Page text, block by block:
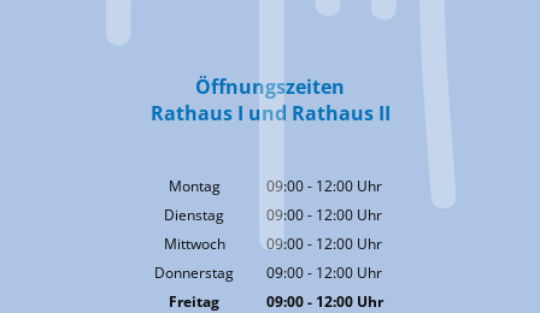
Öffnungszeiten
Rathaus I und Rathaus II
Montag 09:00- 12:00 Uhr
Von 09:00 bis 12:00 Uhr
Dienstag 09:00- 12:00 Uhr
Von 09:00 bis 12:00 Uhr
Mittwoch 09:00- 12:00 Uhr
Von 09:00 bis 12:00 Uhr
Donnerstag 09:00- 12:00 Uhr
Von 09:00 bis 12:00 Uhr
Freitag 09:00- 12:00Uhr